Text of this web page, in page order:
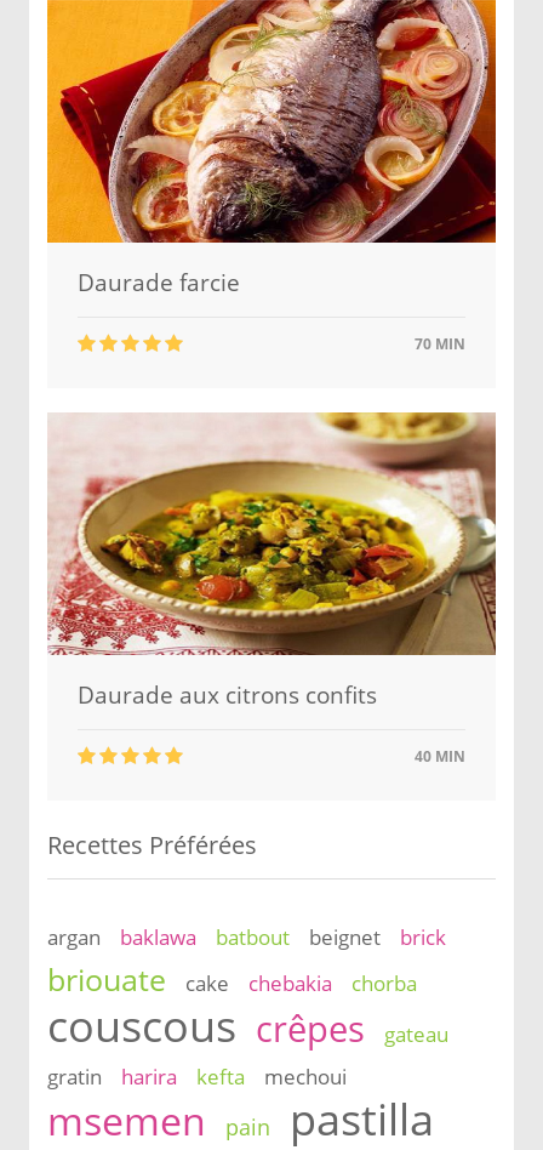
Daurade farcie
70 MIN
Daurade aux citrons confits
40 MIN
Recettes Préférées
argan baklawa batbout beignet brick
briouate cake chebakia chorba
couscous crêpes
gateau
gratin
harira kefta mechoui
msemen pain pastilla